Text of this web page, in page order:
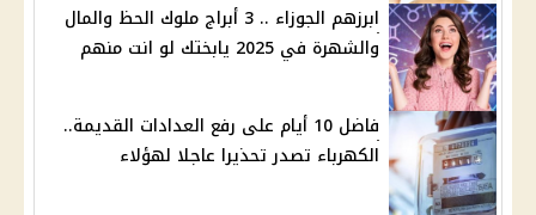
ابرزهم الجوزاء .. 3 أبراج ملوك الحظ والمال
والشهرة في 2025 يابختك لو انت منهم
فاضل 10 أيام على رفع العدادات القديمة..
الكهرباء تصدر تحذيرا عاجلا لهؤلاء